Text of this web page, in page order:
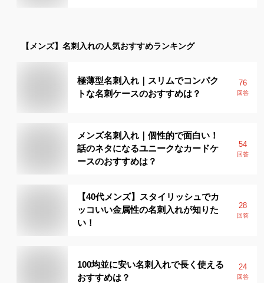
【メンズ】 名刺入れの人気おすすめランキング
極薄型名刺入れ｜スリムでコンパク
トな名刺ケースのおすすめは？
76
回答
メンズ名刺入れ｜個性的で面白い！
話のネタになるユニークなカードケ
ースのおすすめは？
54
回答
【40代メンズ】スタイリッシュでカ
ッコいい金属性の名刺入れが知りた
い！
28
回答
100均並に安い名刺入れで長く使える
おすすめは？
24
回答